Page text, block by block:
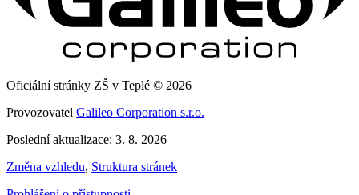
Oficiální stránky ZŠ v Teplé © 2026
Provozovatel Galileo Corporation s.r.o.
Poslední aktualizace: 3. 8. 2026
Změna vzhledu, Struktura stránek